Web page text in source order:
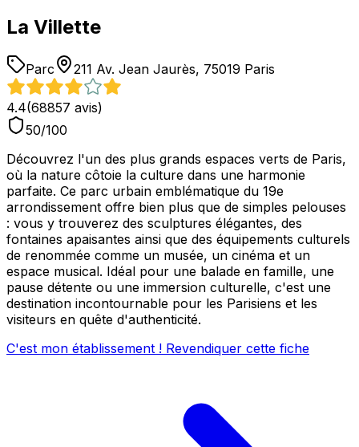
La Villette
Parc 211 Av. Jean Jaurès, 75019 Paris
4.4(68857 avis)
50/100
Découvrez l'un des plus grands espaces verts de Paris,
où la nature côtoie la culture dans une harmonie
parfaite. Ce parc urbain emblématique du 19e
arrondissement offre bien plus que de simples pelouses
: vous y trouverez des sculptures élégantes, des
fontaines apaisantes ainsi que des équipements culturels
de renommée comme un musée, un cinéma et un
espace musical. Idéal pour une balade en famille, une
pause détente ou une immersion culturelle, c'est une
destination incontournable pour les Parisiens et les
visiteurs en quête d'authenticité.
C'est mon établissement ! Revendiquer cette fiche